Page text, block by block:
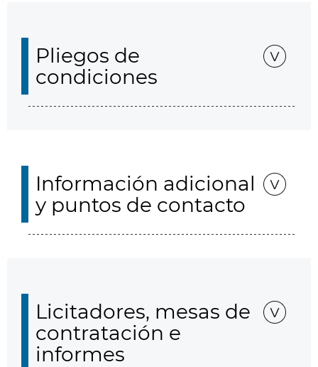
Pliegos de
condiciones
Información adicional
y puntos de contacto
Licitadores, mesas de
contratación e
informes